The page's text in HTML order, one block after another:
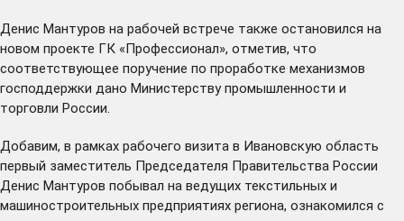
Денис Мантуров на рабочей встрече также остановился на
новом проекте ГК «Профессионал», отметив, что
соответствующее поручение по проработке механизмов
господдержки дано Министерству промышленности и
торговли России.
Добавим, в рамках рабочего визита в Ивановскую область
первый заместитель Председателя Правительства России
Денис Мантуров побывал на ведущих текстильных и
машиностроительных предприятиях региона, ознакомился с